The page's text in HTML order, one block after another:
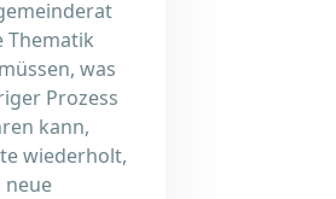
Thematik
was
Prozess
kann,
wiederholt,
neue